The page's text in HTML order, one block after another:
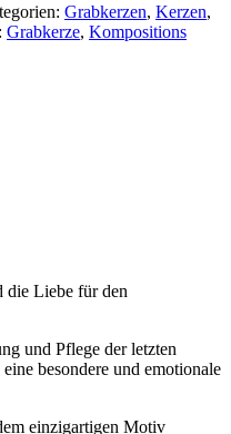
Grabkerzen, Kerzen,
Grabkerze, Kompositions
die Liebe für den
und Pflege der letzten
besondere und emotionale
einzigartigen Motiv